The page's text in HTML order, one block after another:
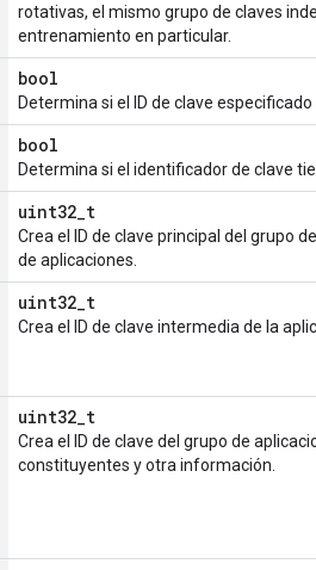
rotativas, el mismo grupo de claves
entrenamiento en particular.
bool
Determina si el ID de clave
bool
Determina si el identificador de clave
uint32_t
Crea el ID de clave principal del grupo
de aplicaciones.
uint32_t
Crea el ID de clave intermedia de la
uint32_t
Crea el ID de clave del grupo de
constituyentes y otra información.